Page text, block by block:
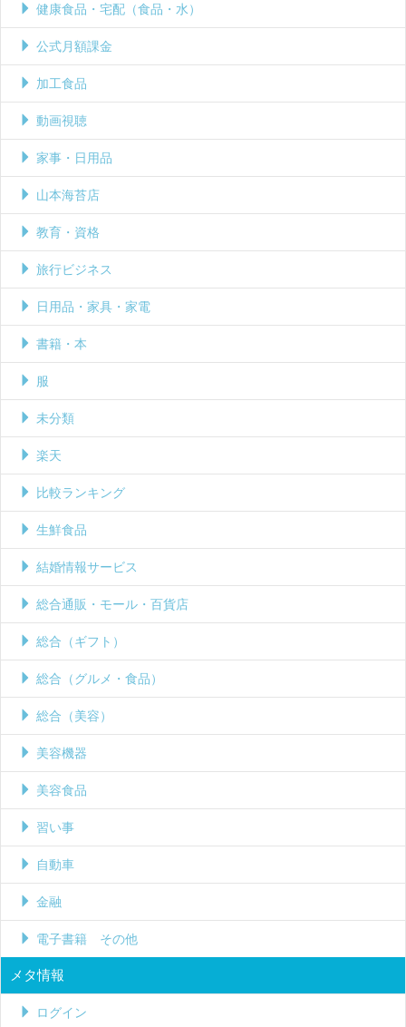
健康食品・宅配（食品・水）
公式月額課金
加工食品
動画視聴
家事・日用品
山本海苔店
教育・資格
旅行ビジネス
日用品・家具・家電
書籍・本
服
未分類
楽天
比較ランキング
生鮮食品
結婚情報サービス
総合通販・モール・百貨店
総合（ギフト）
総合（グルメ・食品）
総合（美容）
美容機器
美容食品
習い事
自動車
金融
電子書籍 その他
メタ情報
ログイン